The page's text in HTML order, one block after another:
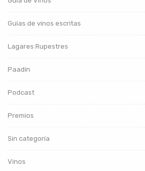
Guías de vinos escritas
Lagares Rupestres
Paadín
Podcast
Premios
Sin categoría
Vinos